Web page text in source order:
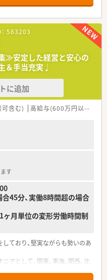
車や車で8分ほどの距離にあ
なくマイカー通勤も便利な店舗
に限定されず、様々な医療機関
応需している落ち着いた環境
想定しており、一人ひとりの
りある勤務環境が整っており
て】
だける管理薬剤師を急募いた
でペースを保ちながら着実に
人ひとりのお悩みに親身になっ
て、一人体制の中で店舗運営の
と養いながら経験を積めま
エリアマネージャーなど、ご自
職を目指すことも十分に可能
を上げていけるため、意欲のあ
583203
≫安定した経営と安心の
＆手当充実♩
に追加
含む) 高給与(600万円以上)
す
45分、実働8時間超の場合
月単位の変形労働時間制
ており、堅実ながらも勢いのあ
として、関東、東海、関西、北